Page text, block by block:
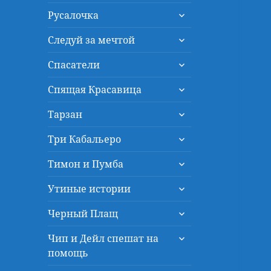
меню
Русалочка
раскрыть
меню
Следуй за мечтой
раскрыть
меню
Спасатели
раскрыть
меню
Спящая Красавица
раскрыть
меню
Тарзан
раскрыть
меню
Три Кабальеро
раскрыть
меню
Тимон и Пумба
раскрыть
меню
Утиные истории
раскрыть
меню
Черный Плащ
раскрыть
меню
Чип и Дейл спешат на
помощь
раскрыть